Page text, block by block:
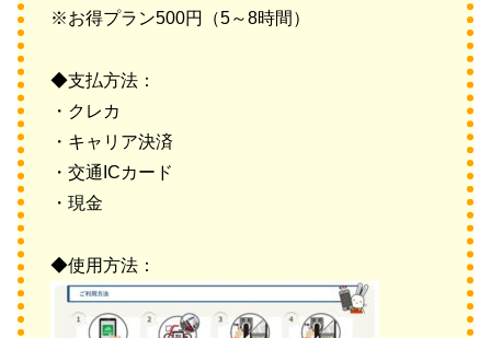
※お得プラン500円（5～8時間）
◆支払方法：
・クレカ
・キャリア決済
・交通ICカード
・現金
◆使用方法：